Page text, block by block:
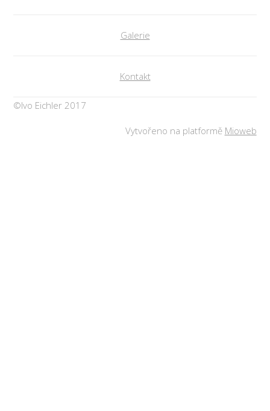
Galerie
Kontakt
©Ivo Eichler 2017
Vytvořeno na platformě Mioweb